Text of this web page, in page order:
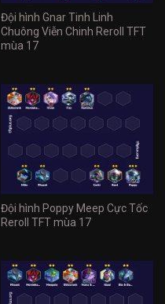
Đội hình Gnar Tinh Linh
Chuông Viễn Chinh Reroll TFT
mùa 17
Đội hình Poppy Meep Cực Tốc
Reroll TFT mùa 17